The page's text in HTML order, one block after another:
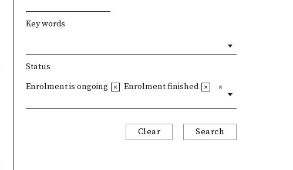
Key words
Status
Enrolment is ongoing Enrolment finished
Clear Search